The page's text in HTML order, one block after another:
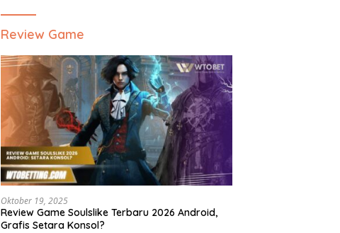
Review Game
Oktober 19, 2025
Review Game Soulslike Terbaru 2026 Android,
Grafis Setara Konsol?